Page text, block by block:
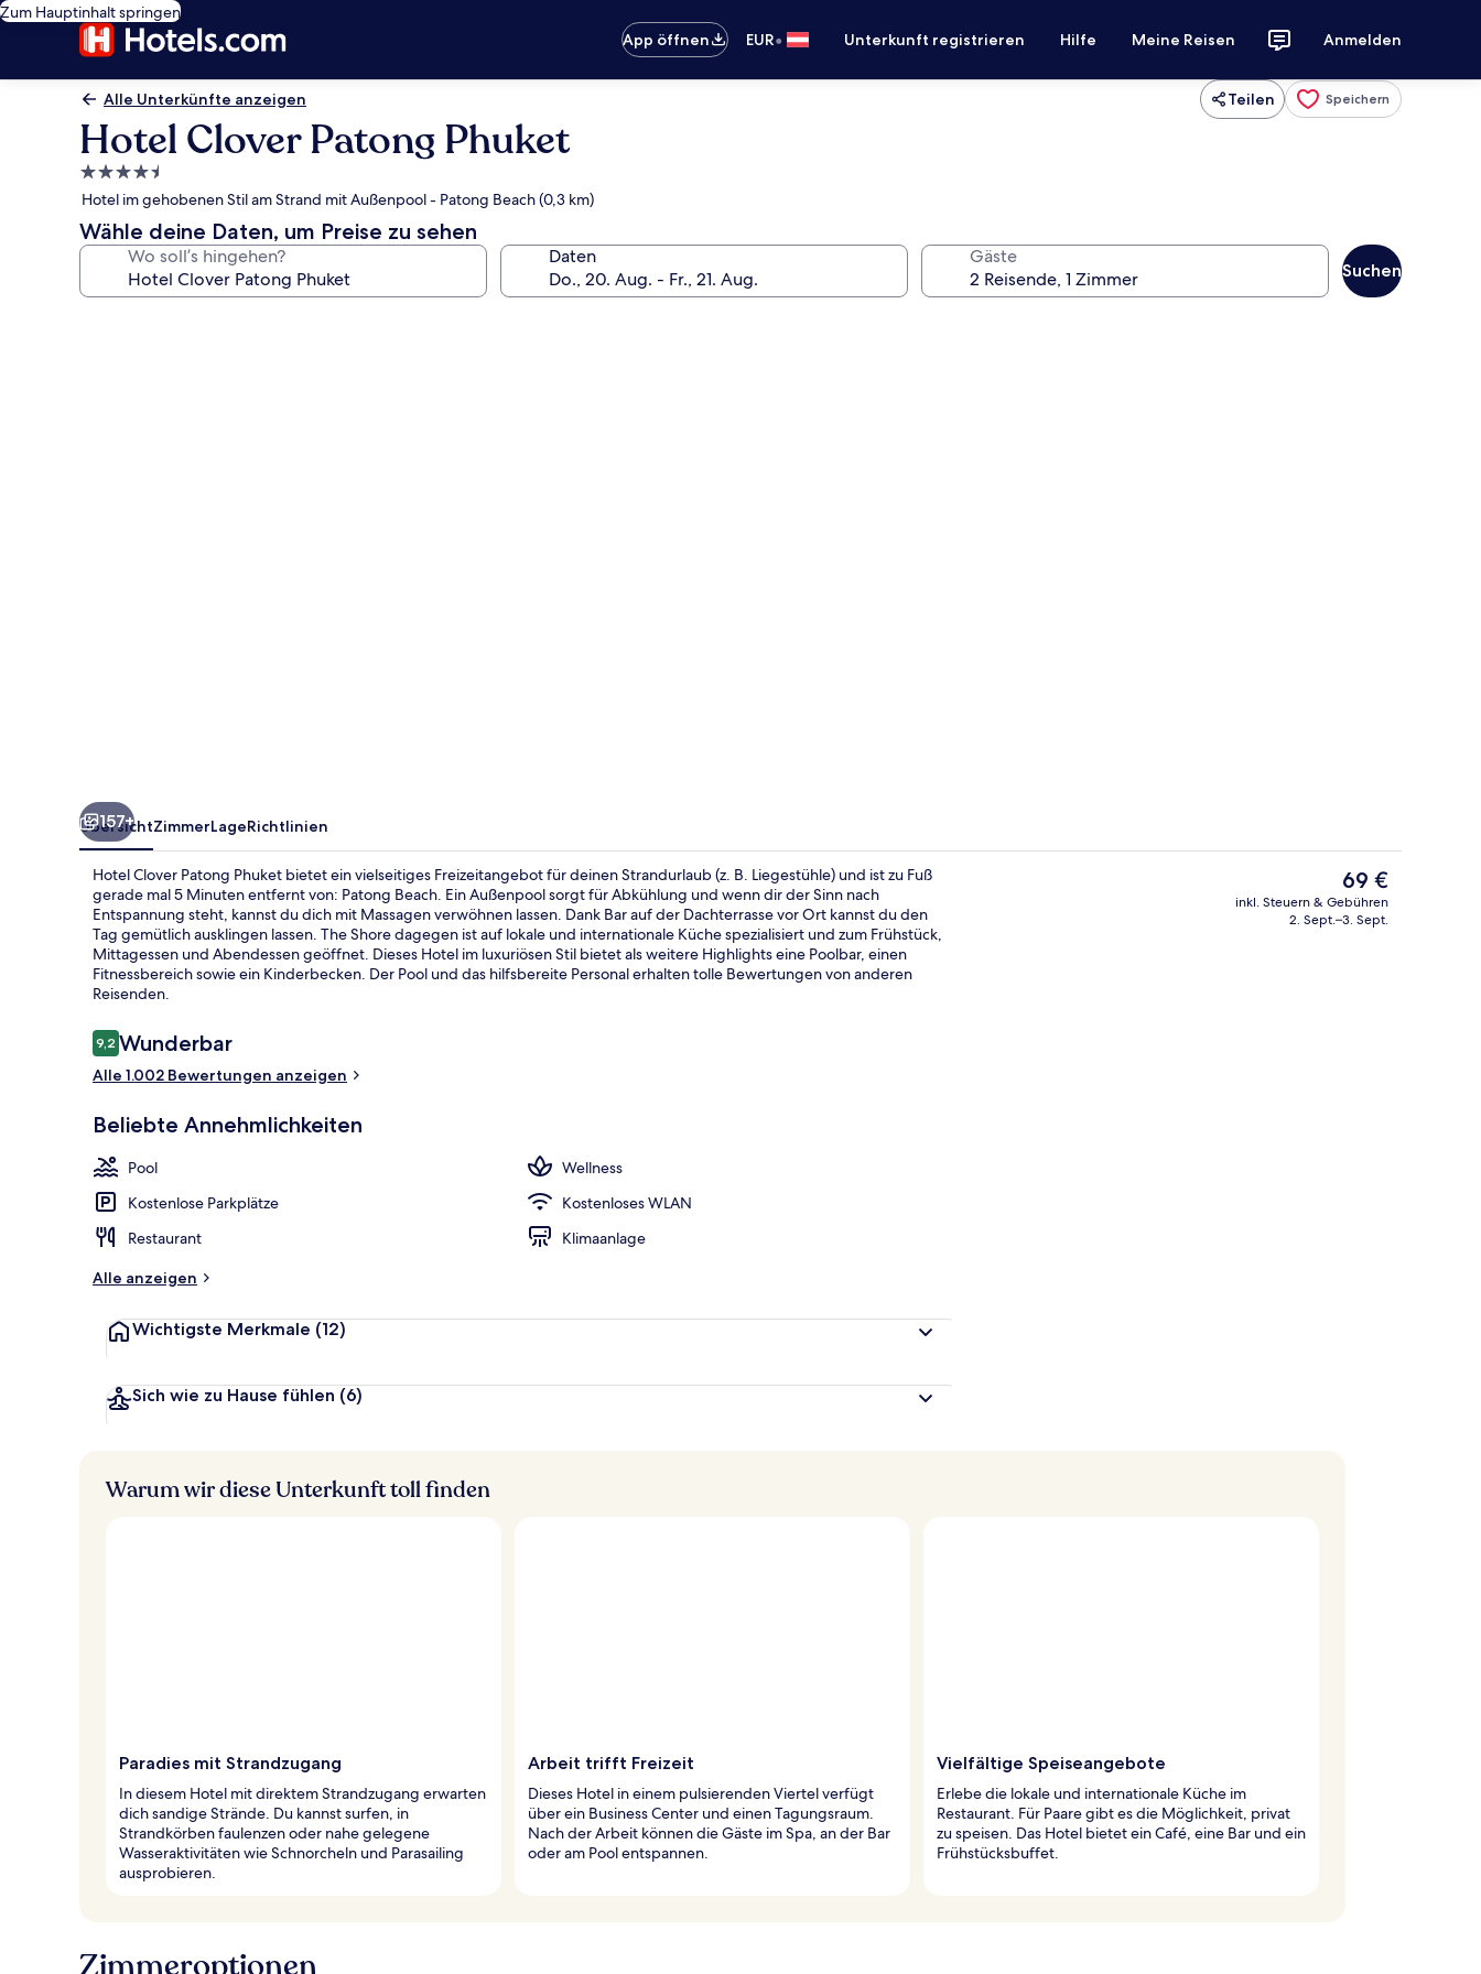
Zum Hauptinhalt springen
App öffnen
EUR• Unterkunft registrieren Hilfe Meine Reisen Anmelden
Alle Unterkünfte anzeigen Teilen Speichern
Hotel Clover Patong Phuket
4.5-
Sterne-
Unterkunft
Hotel im gehobenen Stil am Strand mit Außenpool - Patong Beach (0,3 km)
Wähle deine Daten, um Preise zu sehen
Wo soll’s hingehen? Daten Gäste
Suchen
Terrasse/Patio Tägliches Frühstücksbuffet gegen
157+
ÜbersichtZimmerLageRichtlinien
Hotel Clover Patong Phuket bietet ein vielseitiges Freizeitangebot für deinen Strandurlaub (z. B. Liegestühle) und ist zu Fuß
gerade mal 5 Minuten entfernt von: Patong Beach. Ein Außenpool sorgt für Abkühlung und wenn dir der Sinn nach
Entspannung steht, kannst du dich mit Massagen verwöhnen lassen. Dank Bar auf der Dachterrasse vor Ort kannst du den
Tag gemütlich ausklingen lassen. The Shore dagegen ist auf lokale und internationale Küche spezialisiert und zum Frühstück,
Mittagessen und Abendessen geöffnet. Dieses Hotel im luxuriösen Stil bietet als weitere Highlights eine Poolbar, einen
Fitnessbereich sowie ein Kinderbecken. Der Pool und das hilfsbereite Personal erhalten tolle Bewertungen von anderen
Reisenden.
Bewertungen
9,29,2 von 10.
Wunderbar
Alle 1.002 Bewertungen anzeigen
Beliebte Annehmlichkeiten
Pool
Wellness
Kostenlose Parkplätze
Kostenloses WLAN
Restaurant
Klimaanlage
Alle anzeigen
Wichtigste Merkmale (12)
Sich wie zu Hause fühlen (6)
Der
aktuelle
Preis
69 €
inkl. Steuern & Gebühren
2. Sept.–3. Sept.
Warum wir diese Unterkunft toll finden
Paradies mit Strandzugang
In diesem Hotel mit direktem Strandzugang erwarten
dich sandige Strände. Du kannst surfen, in
Strandkörben faulenzen oder nahe gelegene
Wasseraktivitäten wie Schnorcheln und Parasailing
ausprobieren.
Arbeit trifft Freizeit
Dieses Hotel in einem pulsierenden Viertel verfügt
über ein Business Center und einen Tagungsraum.
Nach der Arbeit können die Gäste im Spa, an der Bar
oder am Pool entspannen.
Vielfältige Speiseangebote
Erlebe die lokale und internationale Küche im
Restaurant. Für Paare gibt es die Möglichkeit, privat
zu speisen. Das Hotel bietet ein Café, eine Bar und ein
Frühstücksbuffet.